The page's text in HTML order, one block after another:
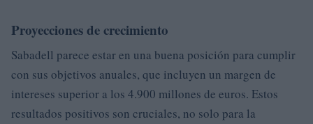
Proyecciones de crecimiento
Sabadell parece estar en una buena posición para cumplir
con sus objetivos anuales, que incluyen un margen de
intereses superior a los 4.900 millones de euros. Estos
resultados positivos son cruciales, no solo para la